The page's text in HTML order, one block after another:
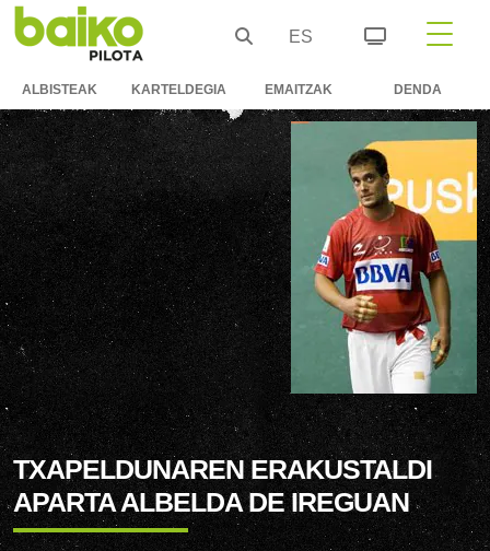
ES
ALBISTEAK KARTELDEGIA EMAITZAK DENDA
TXAPELDUNAREN ERAKUSTALDI
APARTA ALBELDA DE IREGUAN